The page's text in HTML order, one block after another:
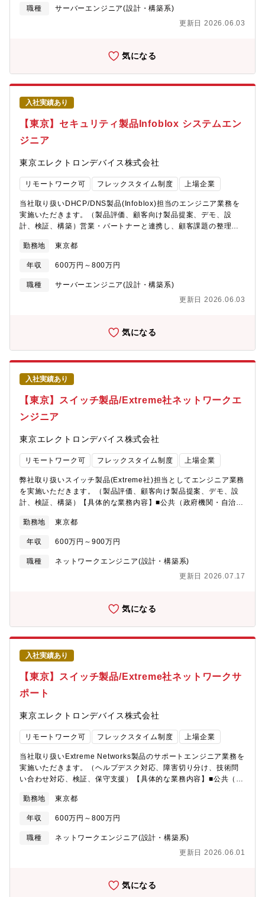
守の全ての工程を通じて、顧客や製造メーカーと接する機会があ
する知識だけでなく、幅広いIT知識を習得することができます。■
ショナリズムを追求し、自己成長することができます。【働き
方】■リモート可能■フレックス■平均残業時間 20.8時間（全社
平均）■有給休暇の平均取得日数 14.9日（全社平均）【働く環
境】■風通しが良く、若手社員でも積極的にビジネスに参画でき
る、自由でフラットな社風です。■階層別・職種別研修や語学研修
など、社員の成長を支援する充実した研修制度があります。■社員
の多くは中途入社であり、風土・待遇の両面で中途入社のハンデ
は一切ありませんので、安心してご活躍いただけます。【当社に
ついて】急速な技術変化が求められるエレクトロニクス業界で、
と豊富な経験を活かし、付加価値の高い対応を迅速に実現する開
発ビジネスを推進しております。
職種
サーバーエンジニア(設計・構築系)
更新日 2026.06.03
気になる
入社実績あり
【東京】セキュリティ製品Infoblox システムエン
ジニア
東京エレクトロンデバイス株式会社
リモートワーク可 フレックスタイム制度 上場企業
当社取り扱いDHCP/DNS製品(Infoblox)担当のエンジニア業務を
実施いただきます。（製品評価、顧客向け製品提案、デモ、設
計、検証、構築）営業・パートナーと連携し、顧客課題の整理か
す。【具体的な業務内容】■Infoblox DDI（DNS / DHCP / DNSセ
キュリティ）の提案活動■営業業同行による顧客提案・技術説明■
顧客要件ヒアリングおよび課題整理■提案書・構成図・見積支援資
料の作成■PoC（検証）対応・技術QA対応■構築作業・導入支援■
めの増員【配属先】ITソリューション部門 CN第三技術部 ■総
■DNS / DHCPは、企業ネットワークの“土台”となる なくてはなら
ない重要インフラです。金融・公共・自治体・大手企業など、社
会的影響の大きい環境を支える案件に携われるため、自身の仕事
が社会基盤を支えている実感を得ることができます。■また、昨今
ではDNSセキュリティの関心の高まり・マルチクラウド環境にお
けるDHCP/DNS統合管理の需要が高まっており、周辺技術やセキ
ュリティ知識を身につける機会が多くある業務内容です。■技術力
だけでなく、提案力・課題解決力も磨ける環境です。【働き方】■
リモートワーク中心 ※業務の必要性に応じて出社し実機検証を
て、年に数回程度は首都圏以遠への短期出張があります。 ■フレ
ックス■平均残業時間 20.8時間（全社平均）■有給休暇の平均取
得日数 14.9日（全社平均）【働く環境】■風通しが良く、若手社
す。■階層別・職種別研修や語学研修など、社員の成長を支援する
充実した研修制度があります。■社員の多くは中途入社であり、風
土・待遇の両面で中途入社のハンデは一切ありませんので、安心
してご活躍いただけます。【当社について】急速な技術変化が求
レビアム開発センターの高度な技術と豊富な経験を活かし、付加
す。
勤務地 東京都
年収 600万円～800万円
職種
サーバーエンジニア(設計・構築系)
更新日 2026.06.03
気になる
入社実績あり
【東京】スイッチ製品/Extreme社ネットワークエ
ンジニア
東京エレクトロンデバイス株式会社
リモートワーク可 フレックスタイム制度 上場企業
弊社取り扱いスイッチ製品(Extreme社)担当としてエンジニア業務
を実施いただきます。（製品評価、顧客向け製品提案、デモ、設
計、検証、構築）【具体的な業務内容】■公共（政府機関・自治
ンフラ系のお客様に対し、Extreme Networks製品を中心としたネ
ットワークソリューションの技術支援を担当いただきます。■当社
は国内1次代理店として、製品評価、顧客向け提案、デモンストレ
ーション、ネットワーク設計、検証、構築まで一連の技術業務を
めの増員【配属先】ITソリューション部門 CN第三技術部 ■総
年では、省庁・地方自治体向けの大規模案件や、新しいネットワ
ークソリューションの提案機会も増えており、最新技術に触れな
がら幅広い経験を積むことができます。■国内代理店として20年以
上の販売・サポート実績を有し、十分な検証環境と最先端のソリ
ューション検証を行える環境があります。■最先端のネットワーク
製品を取り扱い、最新のネットワーク関連技術を習得することが
できます。自ら評価・提案・設計・構築に携わった機器が、官公
庁・大学・ホテル・スタジアムなど社会インフラを支える現場で
実際に稼働し、多くの人に利用されていることを実感する事で大
も多く、大型プロジェクトとして複数メンバーで対応することも
あり、責任感や連帯感を感じられます。【働き方】■リモートワー
ク中心 ※業務の必要性に応じて出社し実機検証を行なっていた
度は首都圏以遠への短期出張があります。 ■フレックス■平均残
業時間 20.8時間（全社平均）■有給休暇の平均取得日数 14.9
日（全社平均）【働く環境】■風通しが良く、若手社員でも積極的
にビジネスに参画できる、自由でフラットな社風です。■階層別・
制度があります。■社員の多くは中途入社であり、風土・待遇の両
ただけます。【当社について】急速な技術変化が求められるエレ
クトロニクス業界で、業界最大級の規模を誇るインレビアム開発
勤務地 東京都
年収 600万円～900万円
職種
ネットワークエンジニア(設計・構築系)
更新日 2026.07.17
気になる
入社実績あり
【東京】スイッチ製品/Extreme社ネットワークサ
ポート
東京エレクトロンデバイス株式会社
リモートワーク可 フレックスタイム制度 上場企業
当社取り扱いExtreme Networks製品のサポートエンジニア業務を
実施いただきます。（ヘルプデスク対応、障害切り分け、技術問
い合わせ対応、検証、保守支援）【具体的な業務内容】■公共（政
ジアムなどインフラ系のお客様に対し、Extreme Networks製品を
中心としたネットワークソリューションの技術サポートを担当い
ただきます。■国内1次代理店として、製品に関するヘルプデスク
対応、ドキュメント作成、障害発生時の切り分け、ログ解析、再
連のサポート業務を通じてお客様の安定運用を支援します。【対
理製品（XIQ-SE）【募集背景】体制強化のための増員【配属先】
ITソリューション部門 CN第三技術部 ■総勢45名■配属予定グ
勤務地 東京都
年収 600万円～800万円
職種
ネットワークエンジニア(設計・構築系)
更新日 2026.06.01
気になる